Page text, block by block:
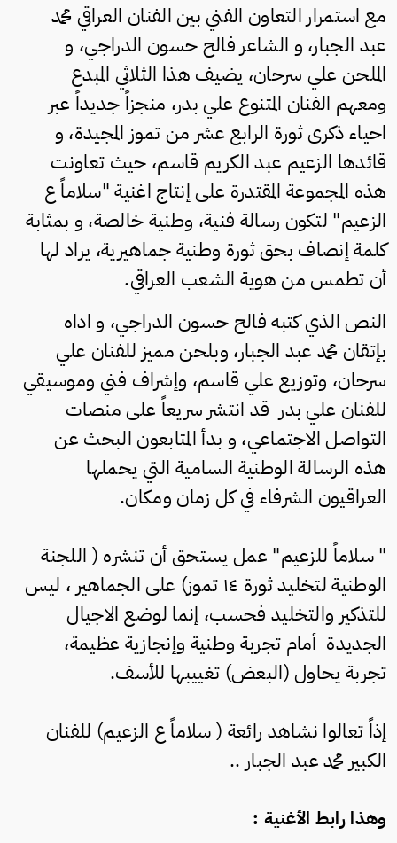
مع استمرار التعاون الفني بين الفنان العراقي محمد
عبد الجبار، و الشاعر فالح حسون الدراجي، و
الملحن علي سرحان، يضيف هذا الثلاثي المبدع
ومعهم الفنان المتنوع علي بدر، منجزاً جديداً عبر
احياء ذكرى ثورة الرابع عشر من تموز المجيدة، و
قائدها الزعيم عبد الكريم قاسم، حيث تعاونت
هذه المجموعة المقتدرة على إنتاج اغنية "سلاماً ع
الزعيم" لتكون رسالة فنية، وطنية خالصة، و بمثابة
كلمة إنصاف بحق ثورة وطنية جماهيرية، يراد لها
أن تطمس من هوية الشعب العراقي.
النص الذي كتبه فالح حسون الدراجي، و اداه
بإتقان محمد عبد الجبار، وبلحن مميز للفنان علي
سرحان، وتوزيع علي قاسم، وإشراف فني وموسيقي
للفنان علي بدر قد انتشر سريعاً على منصات
التواصل الاجتماعي، و بدأ المتابعون البحث عن
هذه الرسالة الوطنية السامية التي يحملها
العراقيون الشرفاء في كل زمان ومكان.
" سلاماً للزعيم" عمل يستحق أن تنشره ( اللجنة
الوطنية لتخليد ثورة ١٤ تموز) على الجماهير ، ليس
للتذكير والتخليد فحسب، إنما لوضع الاجيال
الجديدة أمام تجربة وطنية وإنجازية عظيمة،
تجربة يحاول (البعض) تغييبها للأسف.
إذاً تعالوا نشاهد رائعة ( سلاماً ع الزعيم) للفنان
الكبير محمد عبد الجبار ..
وهذا رابط الأغنية :